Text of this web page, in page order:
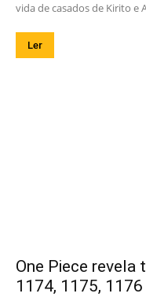
vida de casados de Kirito e
Ler
One Piece
1174, 1175,